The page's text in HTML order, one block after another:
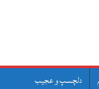
دلچسپ و عجیب